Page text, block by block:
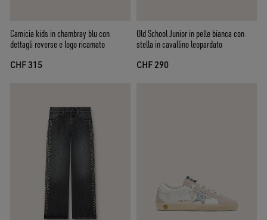
Camicia kids in chambray blu con
dettagli reverse e logo ricamato
CHF 315
Old School Junior in pelle bianca con
stella in cavallino leopardato
CHF 290